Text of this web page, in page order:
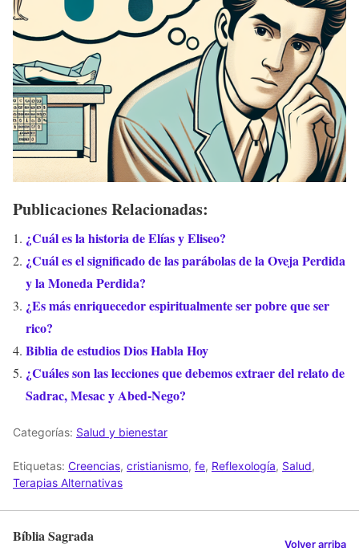
Publicaciones Relacionadas:
¿Cuál es la historia de Elías y Eliseo?
¿Cuál es el significado de las parábolas de la Oveja Perdida
y la Moneda Perdida?
¿Es más enriquecedor espiritualmente ser pobre que ser
rico?
Biblia de estudios Dios Habla Hoy
¿Cuáles son las lecciones que debemos extraer del relato de
Sadrac, Mesac y Abed-Nego?
Categorías: Salud y bienestar
Etiquetas: Creencias, cristianismo, fe, Reflexología, Salud,
Terapias Alternativas
Bíblia Sagrada Volver arriba